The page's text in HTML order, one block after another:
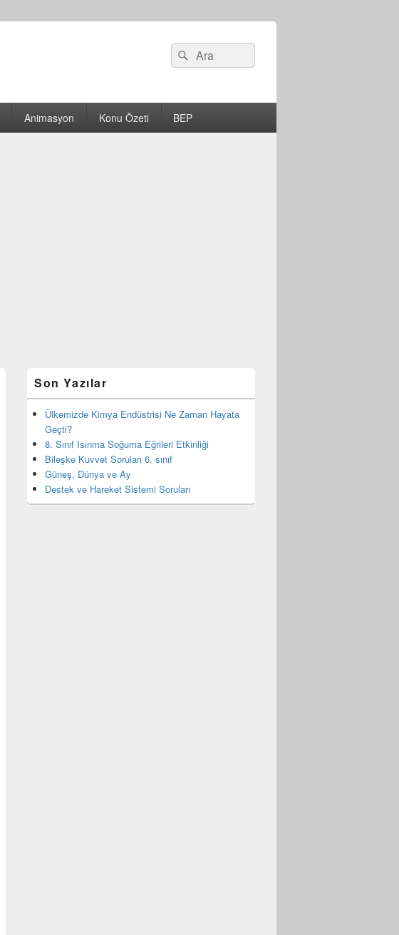
Search
for:
Ara
Animasyon Konu Özeti BEP
yan
bar
eklenti
bölgesi
Son Yazılar
Ülkemizde Kimya Endüstrisi Ne Zaman Hayata
Geçti?
8. Sınıf Isınma Soğuma Eğrileri Etkinliği
Bileşke Kuvvet Soruları 6. sınıf
Güneş, Dünya ve Ay
Destek ve Hareket Sistemi Soruları